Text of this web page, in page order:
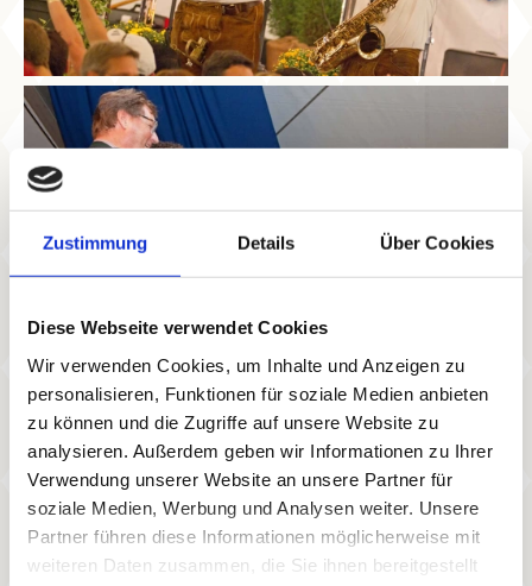
Zustimmung Details Über Cookies
Diese Webseite verwendet Cookies
Wir verwenden Cookies, um Inhalte und Anzeigen zu
personalisieren, Funktionen für soziale Medien anbieten
zu können und die Zugriffe auf unsere Website zu
analysieren. Außerdem geben wir Informationen zu Ihrer
Verwendung unserer Website an unsere Partner für
soziale Medien, Werbung und Analysen weiter. Unsere
Partner führen diese Informationen möglicherweise mit
weiteren Daten zusammen, die Sie ihnen bereitgestellt